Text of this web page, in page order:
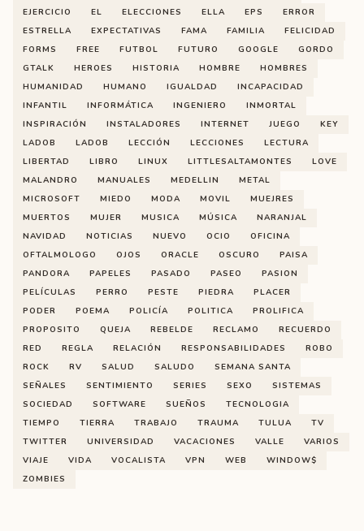
EJERCICIO
EL ELECCIONES ELLA EPS
ERROR
ESTRELLA
EXPECTATIVAS FAMA FAMILIA
FELICIDAD
FORMS
FREE FUTBOL FUTURO GOOGLE
GORDO
GTALK
HEROES HISTORIA HOMBRE
HOMBRES
HUMANIDAD
HUMANO IGUALDAD
INCAPACIDAD
INFANTIL
INFORMÁTICA INGENIERO
INMORTAL
INSPIRACIÓN
INSTALADORES INTERNET JUEGO
KEY
LADOB
LADOB LECCIÓN LECCIONES
LECTURA
LIBERTAD
LIBRO LINUX LITTLESALTAMONTES
LOVE
MALANDRO
MANUALES MEDELLIN
METAL
MICROSOFT
MIEDO MODA MOVIL
MUEJRES
MUERTOS
MUJER MUSICA MÚSICA
NARANJAL
NAVIDAD
NOTICIAS NUEVO OCIO
OFICINA
OFTALMOLOGO
OJOS ORACLE OSCURO
PAISA
PANDORA
PAPELES PASADO PASEO
PASION
PELÍCULAS
PERRO PESTE PIEDRA
PLACER
PODER
POEMA POLICÍA POLITICA
PROLIFICA
PROPOSITO
QUEJA REBELDE RECLAMO
RECUERDO
RED
REGLA RELACIÓN RESPONSABILIDADES
ROBO
ROCK
RV SALUD SALUDO
SEMANA SANTA
SEÑALES
SENTIMIENTO SERIES SEXO
SISTEMAS
SOCIEDAD
SOFTWARE SUEÑOS
TECNOLOGIA
TIEMPO
TIERRA TRABAJO TRAUMA TULUA
TV
TWITTER
UNIVERSIDAD VACACIONES VALLE
VARIOS
VIAJE
VIDA VOCALISTA VPN WEB
WINDOW$
ZOMBIES